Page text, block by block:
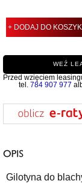
+ DODAJ DO
WEŹ
Przed wzięciem
tel. 784 907 977
Gilotyna do